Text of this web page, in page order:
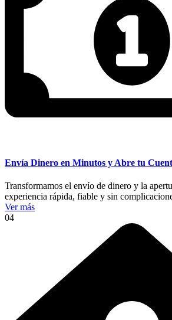
Envía Dinero en Minutos y Abre tu
Transformamos el envío de dinero y la
experiencia rápida, fiable y sin
Ver más
04